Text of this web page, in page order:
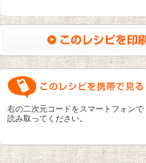
右の二次元コードをスマートフォンで
読み取ってください。